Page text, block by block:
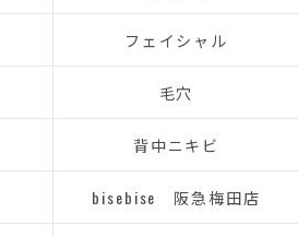
フェイシャル
毛穴
背中ニキビ
bisebise 阪急梅田店